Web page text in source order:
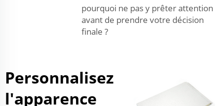
pourquoi ne pas y prêter attention
avant de prendre votre décision
finale ?
Personnalisez
l'apparence